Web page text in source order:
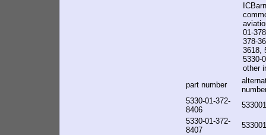
01-
378-
3618,
5330-
other
part number
5330-01-372-
8406
5330-01-372-
8407